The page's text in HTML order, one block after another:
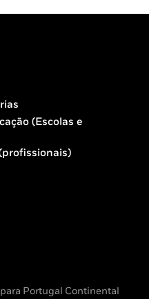
(Escolas e
Portugal Continental